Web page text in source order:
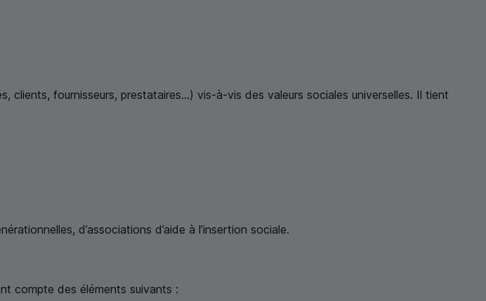
clients, fournisseurs, prestataires...) vis-à-vis des valeurs sociales universelles. Il tient
d’associations d’aide à l’insertion sociale.
compte des éléments suivants :